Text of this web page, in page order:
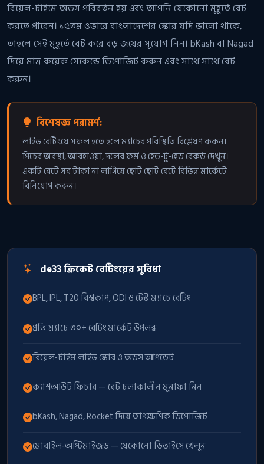
রিয়েল-টাইমে অডস পরিবর্তন হয় এবং আপনি যেকোনো মুহূর্তে বেট
করতে পারেন। ১৫তম ওভারে বাংলাদেশের স্কোর যদি ভালো থাকে,
তাহলে সেই মুহূর্তে বেট করে বড় জয়ের সুযোগ নিন। bKash বা Nagad
দিয়ে মাত্র কয়েক সেকেন্ডে ডিপোজিট করুন এবং সাথে সাথে বেট
করুন।
বিশেষজ্ঞ পরামর্শ:
লাইভ বেটিংয়ে সফল হতে হলে ম্যাচের পরিস্থিতি বিশ্লেষণ করুন।
পিচের অবস্থা, আবহাওয়া, দলের ফর্ম ও হেড-টু-হেড রেকর্ড দেখুন।
একটি বেটে সব টাকা না লাগিয়ে ছোট ছোট বেটে বিভিন্ন মার্কেটে
বিনিয়োগ করুন।
de33 ক্রিকেট বেটিংয়ের সুবিধা
BPL, IPL, T20 বিশ্বকাপ, ODI ও টেস্ট ম্যাচে বেটিং
প্রতি ম্যাচে ৩০+ বেটিং মার্কেট উপলব্ধ
রিয়েল-টাইম লাইভ স্কোর ও অডস আপডেট
ক্যাশআউট ফিচার — বেট চলাকালীন মুনাফা নিন
bKash, Nagad, Rocket দিয়ে তাৎক্ষণিক ডিপোজিট
মোবাইল-অপ্টিমাইজড — যেকোনো ডিভাইসে খেলুন